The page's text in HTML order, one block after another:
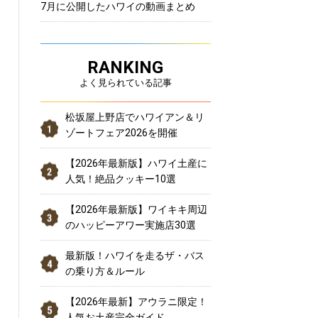
7月に公開したハワイの動画まとめ
RANKING
よく見られている記事
松坂屋上野店でハワイアン＆リ
ゾートフェア2026を開催
【2026年最新版】ハワイ土産に
人気！絶品クッキー10選
【2026年最新版】ワイキキ周辺
のハッピーアワー実施店30選
最新版！ハワイを走るザ・バス
の乗り方＆ルール
【2026年最新】アウラニ限定！